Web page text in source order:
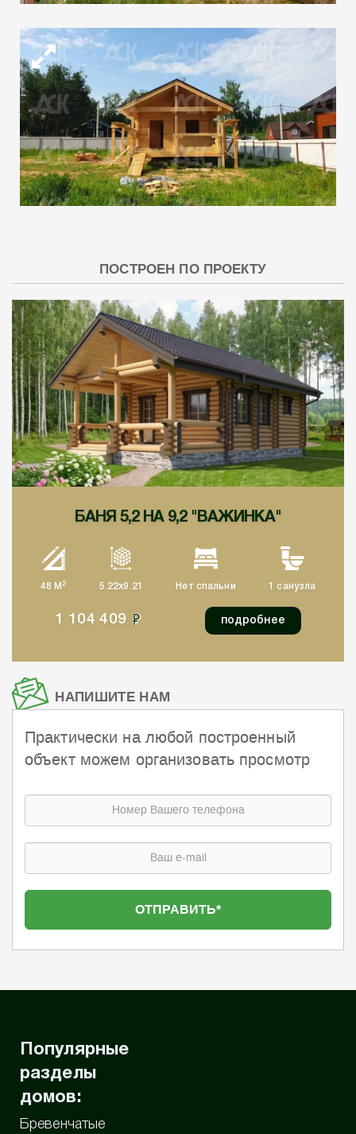
ПОСТРОЕН ПО ПРОЕКТУ
БАНЯ 5,2 НА 9,2 "ВАЖИНКА"
48 М2 5.22x9.21 Нет спальни 1 санузла
1 104 409 подробнее
НАПИШИТЕ НАМ
Практически на любой построенный
объект можем организовать просмотр
Популярные
разделы
домов:
Бревенчатые